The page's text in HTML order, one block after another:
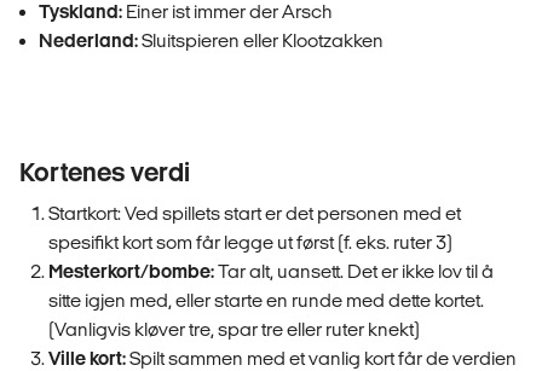
Tyskland: Einer ist immer der Arsch
Nederland:Sluitspieren eller Klootzakken
Kortenes verdi
Startkort: Ved spillets start er det personen med et
spesifikt kort som får legge ut først (f. eks. ruter 3)
Mesterkort/bombe:Tar alt, uansett. Det er ikke lov til å
sitte igjen med, eller starte en runde med dette kortet.
(Vanligvis kløver tre, spar tre eller ruter knekt)
Ville kort:Spilt sammen med et vanlig kort får de verdien